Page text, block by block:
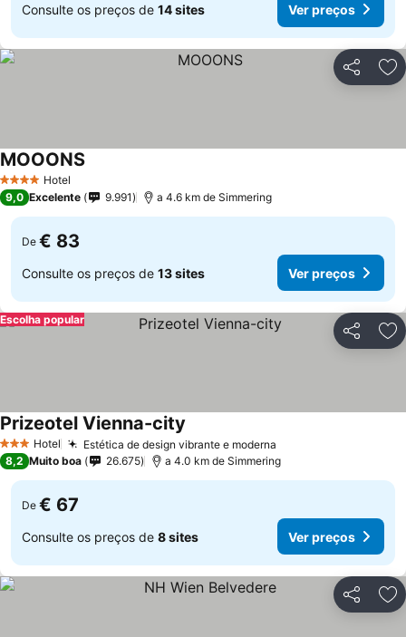
Consulte os preços de 14 sites Ver preços
Partilhar
4 EstrelasHotel
MOOONS
9,0 Excelente 9.991 a 4.6 km de Simmering
De € 83
Consulte os preços de 13 sites Ver preços
Partilhar
Escolha popular
3 EstrelasHotel Estética de design vibrante e moderna
Prizeotel Vienna-city
8,2 Muito boa 26.675 a 4.0 km de Simmering
De € 67
Consulte os preços de 8 sites Ver preços
Partilhar